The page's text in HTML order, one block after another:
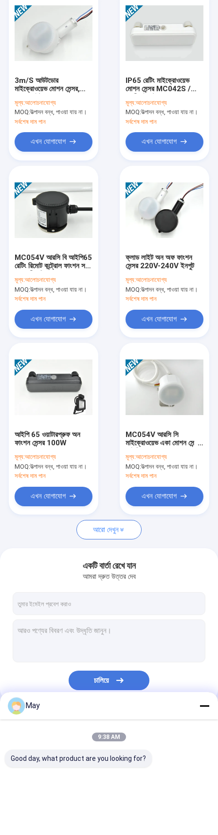
পণ্য
ভিআর শো
গুণমান নিয়ন্ত্রণ
আমাদের সাথে যোগাযোগ
খবর
একটি উদ্ধৃতি অনুরোধ করুন
মাইক্রোওয়েভ মোশন সেন্সর
অন ​​ফাংশন সেন্সর অন
3m/S আউটডোর
মাইক্রোওয়েভ মোশন সেন্সর,
220V-240V
মূল্য:আলোচনাযোগ্য
MOQ:উত্পাদন বন্ধ, পাওয়া যায় না।
সর্বশেষ দাম পান
এখন যোগাযোগ
IP65 রেটিং মাইক্রোওয়েভ
মোশন সেন্সর MC042S /
কন্ট্রোল 200w
মূল্য:আলোচনাযোগ্য
MOQ:উত্পাদন বন্ধ, পাওয়া যায় না।
সর্বশেষ দাম পান
এখন যোগাযোগ
MC054V আরসি বি আইপি65
রেটিং রিমোট কন্ট্রোল ফাংশন সঙ্গে
মূল্য:আলোচনাযোগ্য
MOQ:উত্পাদন বন্ধ, পাওয়া যায় না।
সর্বশেষ দাম পান
এখন যোগাযোগ
ফ্লাড লাইট অন অফ ফাংশন
সেন্সর 220V-240V ইনপুট
মূল্য:আলোচনাযোগ্য
MOQ:উত্পাদন বন্ধ, পাওয়া যায় না।
সর্বশেষ দাম পান
এখন যোগাযোগ
আইপি 65 ওয়াটারপ্রুফ অন
ফাংশন সেন্সর 100W
মূল্য:আলোচনাযোগ্য
MOQ:উত্পাদন বন্ধ, পাওয়া যায় না।
সর্বশেষ দাম পান
এখন যোগাযোগ
MC054V আরসি সি
মাইক্রোওয়েভ একা মোশন সেন্সর
ইনপুট অনুমোদিত উল
মূল্য:আলোচনাযোগ্য
MOQ:উত্পাদন বন্ধ, পাওয়া যায় না।
সর্বশেষ দাম পান
এখন যোগাযোগ
আরো দেখুন
একটি বার্তা রেখে যান
আমরা দ্রুত উত্তর দেব
চালিয়ে
আমাদের বিভাগসমূহ
May
9:38 AM
Good day, what product are you looking for?